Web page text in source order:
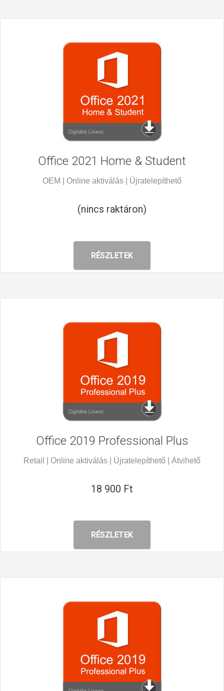
Office 2021 Home & Student
OEM | Online aktiválás | Újratelepíthető
(nincs raktáron)
RÉSZLETEK
Office 2019 Professional Plus
Retail | Online aktiválás | Újratelepíthető | Átvihető
18 900 Ft
RÉSZLETEK